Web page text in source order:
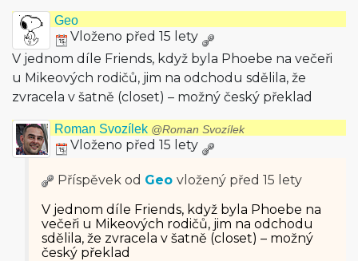
Geo
Vloženo před 15 lety
V jednom díle Friends, když byla Phoebe na večeři
u Mikeových rodičů, jim na odchodu sdělila, že
zvracela v šatně (closet) – možný český překlad
Roman Svozílek @Roman Svozílek
Vloženo před 15 lety
Příspěvek od Geo vložený před 15 lety
V jednom díle Friends, když byla Phoebe na
večeři u Mikeových rodičů, jim na odchodu
sdělila, že zvracela v šatně (closet) – možný
český překlad